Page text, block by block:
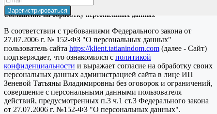
Соглашение на обработку персональных данных
В соответствии с требованиями Федерального закона от
27.07.2006 г. № 152-ФЗ "О персональных данных"
пользователь сайта https://klient.tatianindom.com (далее - Сайт)
подтверждает, что ознакомился с политикой
конфиденциальности и выражает согласие на обработку своих
персональных данных администрацией сайта в лице ИП
Зеневой Татьяны Владимировны без оговорок и ограничений,
совершение с персональными данными пользователя
действий, предусмотренных п.3 ч.1 ст.3 Федерального закона
от 27.07.2006 г. №152-ФЗ "О персональных данных".